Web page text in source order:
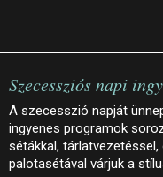
Szecessziós napi
A szecesszió napját
ingyenes programok
sétákkal,
palotasétával várjuk a